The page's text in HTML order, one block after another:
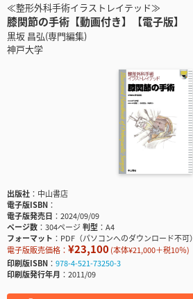
≪整形外科手術イラストレイテッド≫
膝関節の手術【動画付き】【電子版】
黒坂 昌弘(専門編集)
神戸大学
出版社
中山書店
電子版ISBN
電子版発売日
2024/09/09
ページ数
304ページ判型
A4
フォーマット
PDF（パソコンへのダウンロード不可）
電子版販売価格： ¥23,100(本体¥21,000＋税10％)
印刷版ISBN
978-4-521-73250-3
印刷版発行年月
2011/09